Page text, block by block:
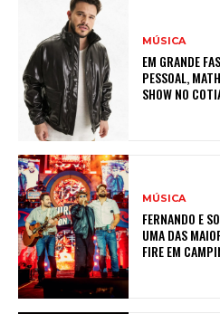
MÚSICA
EM GRANDE
PESSOAL,
SHOW NO
MÚSICA
FERNANDO E
UMA DAS
FIRE EM